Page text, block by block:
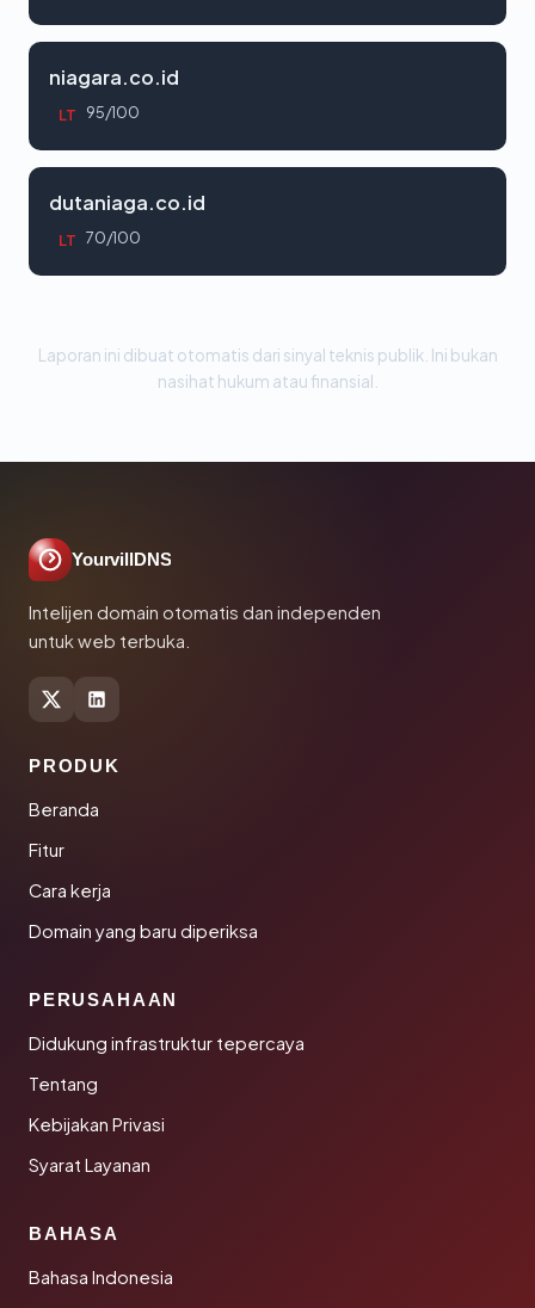
niagara.co.id
LT 95/100
dutaniaga.co.id
LT 70/100
Laporan ini dibuat otomatis dari sinyal teknis publik. Ini bukan
nasihat hukum atau finansial.
YourvillDNS
Intelijen domain otomatis dan independen
untuk web terbuka.
PRODUK
Beranda
Fitur
Cara kerja
Domain yang baru diperiksa
PERUSAHAAN
Didukung infrastruktur tepercaya
Tentang
Kebijakan Privasi
Syarat Layanan
BAHASA
Bahasa Indonesia